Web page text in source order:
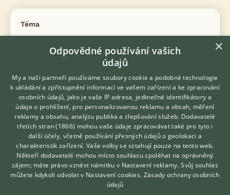
Téma
Umělé slunce pro papouška
Amazoňan venezuelský
7reakcí
24.2.2020 11:55
Amazoňan oranžovokřídlý – dokrmovat?
13reakcí
23.8.2020 11:25
Veterinář Jihomoravský kraj
reakcí
18.11.2019 16:52
Amazoňan oranžovokřídlý chov
Hledáte zvířecího kamaráda?
Zdarma vám poradí
VETERINÁŘ ONLINE
KONZULTOVAT S
VETERINÁŘEM
×
Odpovědné používání vašich
údajů
My a naši partneři používáme soubory cookie a podobné technologie
k ukládání a zpřístupnění informací ve vašem zařízení a ke zpracování
osobních údajů, jako je vaše IP adresa, jedinečné identifikátory a
údaje o prohlížení, pro personalizovanou reklamu a obsah, měření
reklamy a obsahu, analýzu publika a zlepšování služeb. Dodavatelé
třetích stran (1866) mohou vaše údaje zpracovávat také pro tyto i
další účely, včetně používání přesných údajů o geolokaci a
charakteristik zařízení. Vaše volby se vztahují pouze na tento web.
Někteří dodavatelé mohou místo souhlasu spoléhat na oprávněný
zájem; máte právo vznést námitku v Nastavení reklamy. Svůj souhlas
můžete kdykoli odvolat v Nastavení cookies. Zásady ochrany osobních
údajů